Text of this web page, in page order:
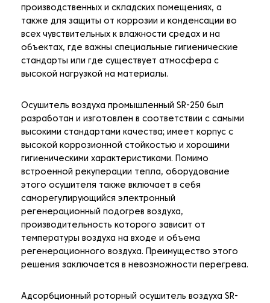
производственных и складских помещениях, а
также для защиты от коррозии и конденсации во
всех чувствительных к влажности средах и на
объектах, где важны специальные гигиенические
стандарты или где существует атмосфера с
высокой нагрузкой на материалы.
Осушитель воздуха промышленный SR-250 был
разработан и изготовлен в соответствии с самыми
высокими стандартами качества; имеет корпус с
высокой коррозионной стойкостью и хорошими
гигиеническими характеристиками. Помимо
встроенной рекуперации тепла, оборудование
этого осушителя также включает в себя
саморегулирующийся электронный
регенерационный подогрев воздуха,
производительность которого зависит от
температуры воздуха на входе и объема
регенерационного воздуха. Преимущество этого
решения заключается в невозможности перегрева.
Адсорбционный роторный осушитель воздуха SR-